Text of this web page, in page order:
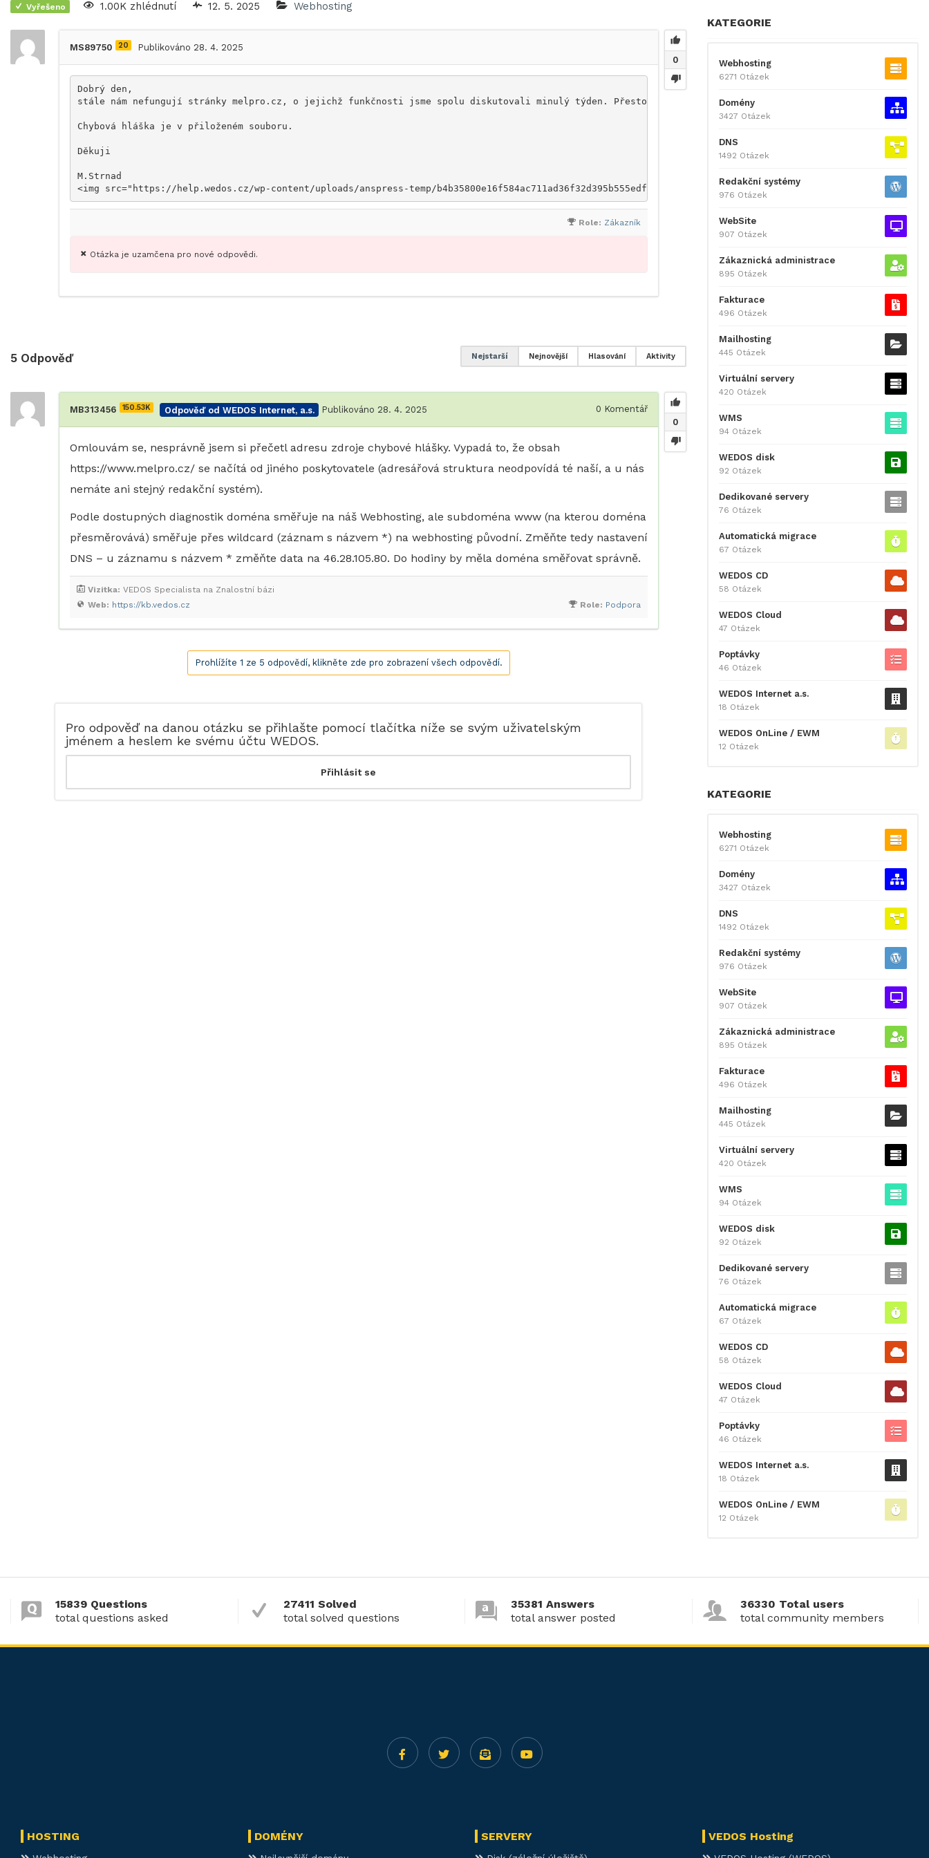
Vyřešeno 1.00K zhlédnutí 12. 5. 2025 Webhosting
0
MS89750 20 Publikováno 28. 4. 2025
Dobrý den,
stále nám nefungují stránky melpro.cz, o jejichž funkčnosti jsme spolu diskutovali minulý týden. Přestože jsem upravil směrování na webhosting Wedos
Chybová hláška je v přiloženém souboru.
Děkuji
M.Strnad
<img src="https://help.wedos.cz/wp-content/uploads/anspress-temp/b4b35800e16f584ac711ad36f32d395b555edfb7_19822.png" />
Role: Zákazník
Otázka je uzamčena pro nové odpovědi.
5 Odpověď Aktivity
Hlasování
Nejnovější
Nejstarší
0
MB313456 150.53K Odpověď od WEDOS Internet, a.s. Publikováno 28. 4. 2025 0 Komentář
Omlouvám se, nesprávně jsem si přečetl adresu zdroje chybové hlášky. Vypadá to, že obsah
https://www.melpro.cz/ se načítá od jiného poskytovatele (adresářová struktura neodpovídá té naší, a u nás
nemáte ani stejný redakční systém).
Podle dostupných diagnostik doména směřuje na náš Webhosting, ale subdoména www (na kterou doména
přesměrovává) směřuje přes wildcard (záznam s názvem *) na webhosting původní. Změňte tedy nastavení
DNS – u záznamu s názvem * změňte data na 46.28.105.80. Do hodiny by měla doména směřovat správně.
Role: Podpora
Web: https://kb.vedos.cz
Vizitka: VEDOS Specialista na Znalostní bázi
Prohlížíte 1 ze 5 odpovědí, klikněte zde pro zobrazení všech odpovědí.
Pro odpověď na danou otázku se přihlašte pomocí tlačítka níže se svým uživatelským
jménem a heslem ke svému účtu WEDOS.
KATEGORIE
Webhosting
6271 Otázek
Domény
3427 Otázek
DNS
1492 Otázek
Redakční systémy
976 Otázek
WebSite
907 Otázek
Zákaznická administrace
895 Otázek
Fakturace
496 Otázek
Mailhosting
445 Otázek
Virtuální servery
420 Otázek
WMS
94 Otázek
WEDOS disk
92 Otázek
Dedikované servery
76 Otázek
Automatická migrace
67 Otázek
WEDOS CD
58 Otázek
WEDOS Cloud
47 Otázek
Poptávky
46 Otázek
WEDOS Internet a.s.
18 Otázek
WEDOS OnLine / EWM
12 Otázek
KATEGORIE
Webhosting
6271 Otázek
Domény
3427 Otázek
DNS
1492 Otázek
Redakční systémy
976 Otázek
WebSite
907 Otázek
Zákaznická administrace
895 Otázek
Fakturace
496 Otázek
Mailhosting
445 Otázek
Virtuální servery
420 Otázek
WMS
94 Otázek
WEDOS disk
92 Otázek
Dedikované servery
76 Otázek
Automatická migrace
67 Otázek
WEDOS CD
58 Otázek
WEDOS Cloud
47 Otázek
Poptávky
46 Otázek
WEDOS Internet a.s.
18 Otázek
WEDOS OnLine / EWM
12 Otázek
15839 Questions
total questions asked
27411 Solved
total solved questions
35381 Answers
total answer posted
36330 Total users
total community members
HOSTING DOMÉNY SERVERY VEDOS Hosting